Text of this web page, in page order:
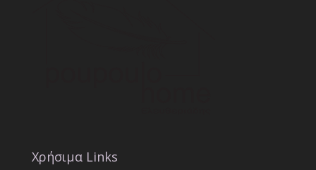
Χρήσιμα Links